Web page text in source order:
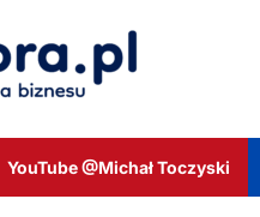
YouTube @Michał Toczyski